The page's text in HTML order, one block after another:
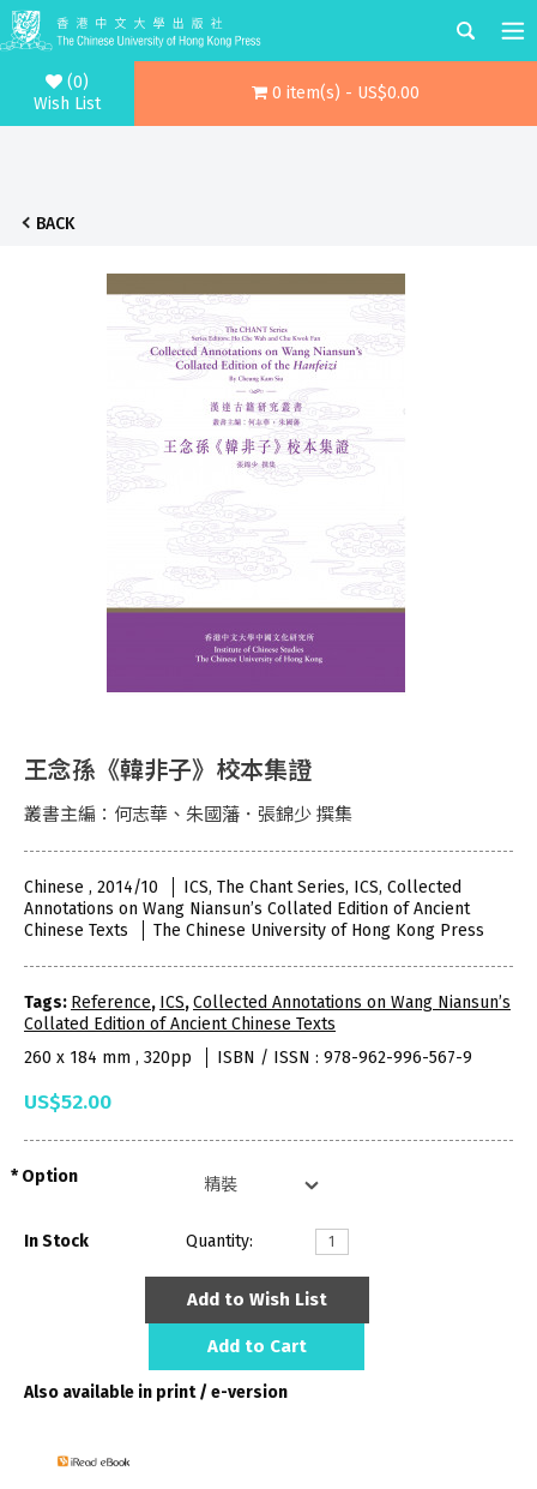
(0)
Wish List
0 item(s) - US$0.00
BACK
王念孫《韓非子》校本集證
叢書主編：何志華、朱國藩．張錦少 撰集
Chinese , 2014/10
ICS, The Chant Series, ICS, Collected
Annotations on Wang Niansun’s Collated Edition of Ancient
Chinese Texts
The Chinese University of Hong Kong Press
Tags: Reference, ICS,Collected Annotations on Wang Niansun’s
Collated Edition of Ancient Chinese Texts
260 x 184 mm , 320pp
ISBN / ISSN : 978-962-996-567-9
US$52.00
Option
In Stock Quantity:
Add to Wish List
Add to Cart
Also available in print / e-version